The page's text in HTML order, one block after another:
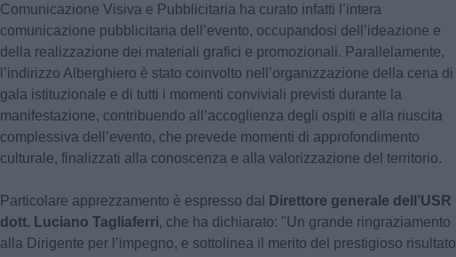
Comunicazione Visiva e Pubblicitaria ha curato infatti l’intera
comunicazione pubblicitaria dell’evento, occupandosi dell’ideazione e
della realizzazione dei materiali grafici e promozionali. Parallelamente,
l’indirizzo Alberghiero è stato coinvolto nell’organizzazione della cena di
gala istituzionale e di tutti i momenti conviviali previsti durante la
manifestazione, contribuendo all’accoglienza degli ospiti e alla riuscita
complessiva dell’evento, che prevede momenti di approfondimento
culturale, finalizzati alla conoscenza e alla valorizzazione del territorio.
Particolare apprezzamento è espresso dal
Direttore generale dell’USR
dott. Luciano Tagliaferri, che ha dichiarato: "Un grande ringraziamento
alla Dirigente per l’impegno, e sottolinea il merito del prestigioso risultato